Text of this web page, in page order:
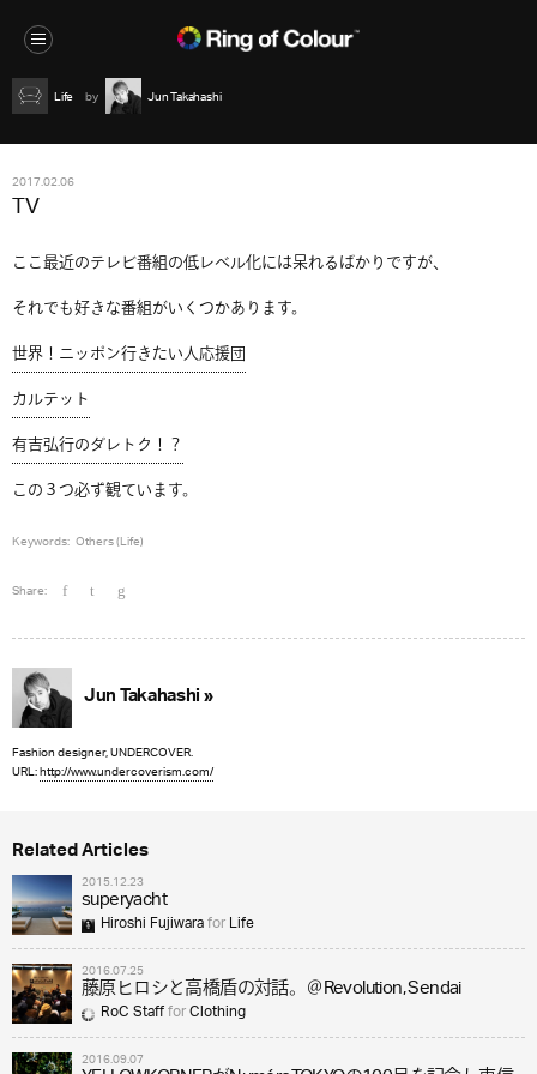
Life Jun Takahashi
2017.02.06
TV
ここ最近のテレビ番組の低レベル化には呆れるばかりですが、
それでも好きな番組がいくつかあります。
世界！ニッポン行きたい人応援団
カルテット
有吉弘行のダレトク！？
この３つ必ず観ています。
Keywords: Others (Life)
Share:
Jun Takahashi »
Fashion designer, UNDERCOVER.
URL:http://www.undercoverism.com/
Related Articles
2015.12.23
superyacht
Hiroshi FujiwaraforLife
2016.07.25
藤原ヒロシと高橋盾の対話。＠Revolution, Sendai
RoC StaffforClothing
2016.09.07